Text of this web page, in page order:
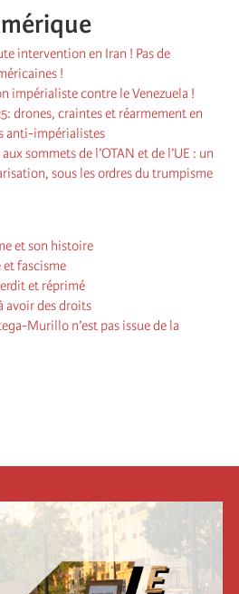
intervention en Iran ! Pas de
!
impérialiste contre le Venezuela !
drones, craintes et réarmement en
anti-impérialistes
sommets de l’OTAN et de l’UE : un
sous les ordres du trumpisme
et son histoire
fascisme
et réprimé
avoir des droits
Murillo n’est pas issue de la